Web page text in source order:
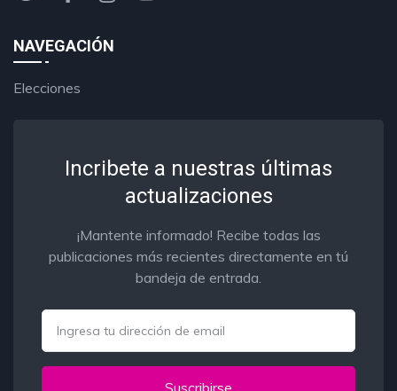
NAVEGACIÓN
Elecciones
Incribete a nuestras últimas
actualizaciones
¡Mantente informado! Recibe todas las
publicaciones más recientes directamente en tú
bandeja de entrada.